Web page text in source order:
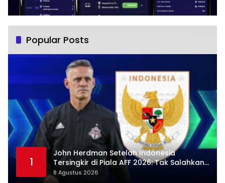
Popular Posts
1
John Herdman Setelah Indonesia
Tersingkir di Piala AFF 2026: Tak Salahkan
Wasit, Mitchell Baker Tetap Jadi Modal
8 Agustus 2026